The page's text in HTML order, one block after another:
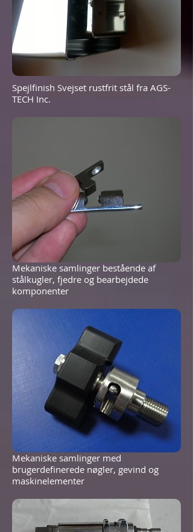
Spejlfinish Svejset rustfrit stål fra AGS-
TECH Inc.
Mekaniske samlinger bestående af
stålkugler, fjedre og bearbejdede
komponenter
Mekaniske samlinger med
brugerdefinerede nøgler, gevind og
maskinelementer